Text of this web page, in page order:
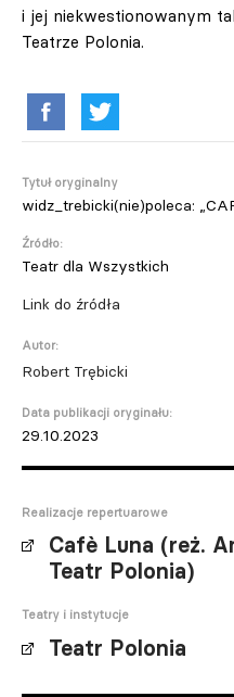
i jej niekwestionowanym
Teatrze Polonia.
Tytuł oryginalny
widz_trebicki(nie)poleca:
Źródło:
Teatr dla Wszystkich
Link do źródła
Autor:
Robert Trębicki
Data publikacji oryginału:
29.10.2023
Realizacje repertuarowe
Cafè Luna (reż.
Teatr Polonia)
Teatry i instytucje
Teatr Polonia